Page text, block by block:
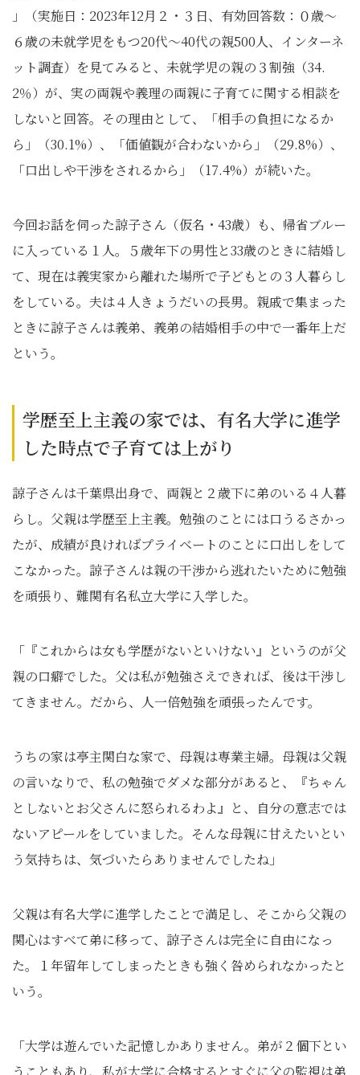
」（実施日：2023年12月２・３日、有効回答数：０歳～
６歳の未就学児をもつ20代～40代の親500人、インターネ
ット調査）を見てみると、未就学児の親の３割強（34.
2％）が、実の両親や義理の両親に子育てに関する相談を
しないと回答。その理由として、「相手の負担になるか
ら」（30.1%）、「価値観が合わないから」（29.8%）、
「口出しや干渉をされるから」（17.4%）が続いた。
今回お話を伺った諒子さん（仮名・43歳）も、帰省ブルー
に入っている１人。５歳年下の男性と33歳のときに結婚し
て、現在は義実家から離れた場所で子どもとの３人暮らし
をしている。夫は４人きょうだいの長男。親戚で集まった
ときに諒子さんは義弟、義弟の結婚相手の中で一番年上だ
という。
学歴至上主義の家では、有名大学に進学
した時点で子育ては上がり
諒子さんは千葉県出身で、両親と２歳下に弟のいる４人暮
らし。父親は学歴至上主義。勉強のことには口うるさかっ
たが、成績が良ければプライベートのことに口出しをして
こなかった。諒子さんは親の干渉から逃れたいために勉強
を頑張り、難関有名私立大学に入学した。
「『これからは女も学歴がないといけない』というのが父
親の口癖でした。父は私が勉強さえできれば、後は干渉し
てきません。だから、人一倍勉強を頑張ったんです。
うちの家は亭主関白な家で、母親は専業主婦。母親は父親
の言いなりで、私の勉強でダメな部分があると、『ちゃん
としないとお父さんに怒られるわよ』と、自分の意志では
ないアピールをしていました。そんな母親に甘えたいとい
う気持ちは、気づいたらありませんでしたね」
父親は有名大学に進学したことで満足し、そこから父親の
関心はすべて弟に移って、諒子さんは完全に自由になっ
た。１年留年してしまったときも強く咎められなかったと
いう。
「大学は遊んでいた記憶しかありません。弟が２個下とい